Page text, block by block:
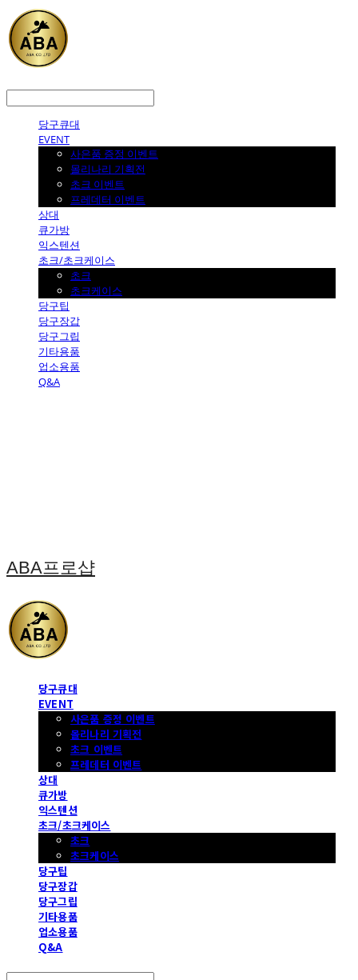
당구큐대
EVENT
사은품 증정 이벤트
몰리나리 기획전
초크 이벤트
프레데터 이벤트
상대
큐가방
익스텐션
초크/초크케이스
초크
초크케이스
당구팁
당구장갑
당구그립
기타용품
업소용품
Q&A
ABA프로샵
당구큐대
EVENT
사은품 증정 이벤트
몰리나리 기획전
초크 이벤트
프레데터 이벤트
상대
큐가방
익스텐션
초크/초크케이스
초크
초크케이스
당구팁
당구장갑
당구그립
기타용품
업소용품
Q&A